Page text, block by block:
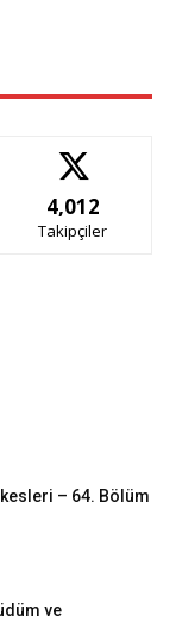
4,012
Takipçiler
– 64. Bölüm
ve